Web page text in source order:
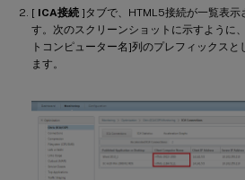
[ ICA接続 ]タブで、HTML5接続が一覧表示
す。次のスクリーンショットに示すように
トコンピューター名]列のプレフィックス
ます。